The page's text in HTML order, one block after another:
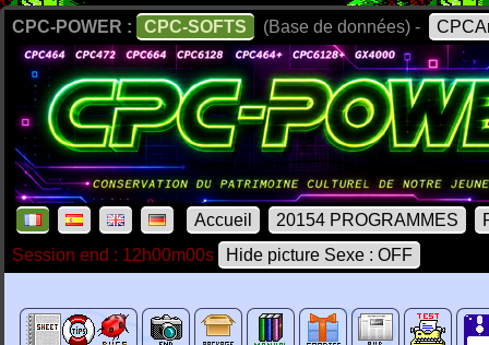
CPC-POWER : CPC-SOFTS (Base de données) -
Accueil 20154 PROGRAMMES
Session end : 12h00m00s
Hide picture Sexe : OFF